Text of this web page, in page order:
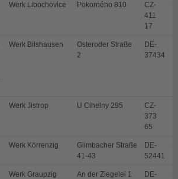
Werk Libochovice Pokorného 810
CZ-
411
17
Werk Bilshausen
Osteroder Straße
2
DE-
37434
Werk Jistrop U Cihelny 295
CZ-
373
65
Werk Körrenzig
Glimbacher Straße
41-43
DE-
52441
Werk Graupzig An der Ziegelei 1
DE-